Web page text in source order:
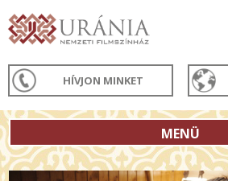
HÍVJON MINKET
MENÜ